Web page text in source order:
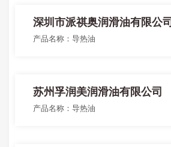
深圳市派祺奥润滑油有限公司
产品名称：导热油
苏州孚润美润滑油有限公司
产品名称：导热油